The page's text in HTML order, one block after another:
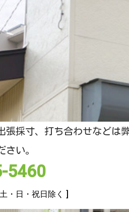
張採寸、打ち合わせなどは
さい。
5460
・日・祝日除く ]